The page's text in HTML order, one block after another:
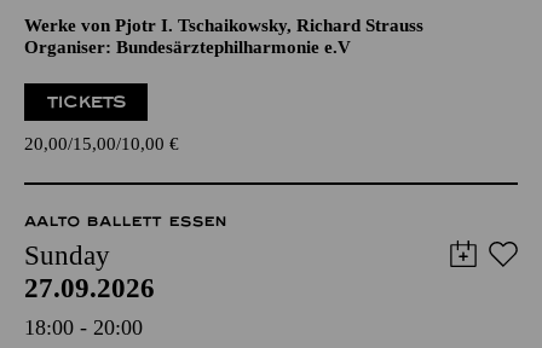
Werke von Pjotr I. Tschaikowsky, Richard Strauss
Organiser: Bundesärztephilharmonie e.V
TICKETS
20,00 15,00 10,00 €
AALTO BALLETT ESSEN
Sunday
27.09.2026
18:00 - 20:00